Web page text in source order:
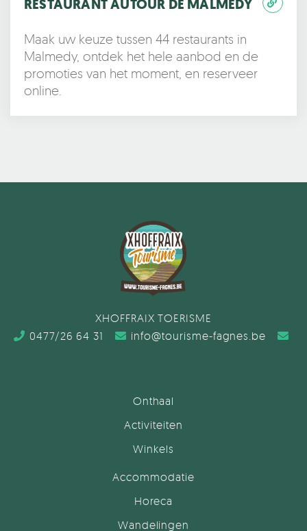
RESTAURANT AUTOUR DE MALMEDY
Maak uw keuze tussen 44 restaurants in
Malmedy, ontdek het hele aanbod en de
promoties van het moment, en reserveer
online.
XHOFFRAIX TOERISME
0477/26 64 31
info@tourisme-fagnes.be
Onthaal
Activiteiten
Winkels
Accommodatie
Horeca
Wandelingen